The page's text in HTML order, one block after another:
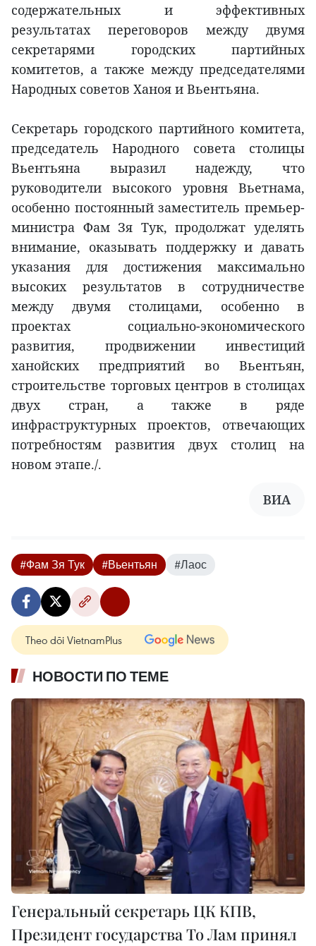
содержательных и эффективных
результатах переговоров между двумя
секретарями городских партийных
комитетов, а также между председателями
Народных советов Ханоя и Вьентьяна.
Секретарь городского партийного комитета,
председатель Народного совета столицы
Вьентьяна выразил надежду, что
руководители высокого уровня Вьетнама,
особенно постоянный заместитель премьер-
министра Фам Зя Тук, продолжат уделять
внимание, оказывать поддержку и давать
указания для достижения максимально
высоких результатов в сотрудничестве
между двумя столицами, особенно в
проектах социально-экономического
развития, продвижении инвестиций
ханойских предприятий во Вьентьян,
строительстве торговых центров в столицах
двух стран, а также в ряде
инфраструктурных проектов, отвечающих
потребностям развития двух столиц на
новом этапе./.
ВИА
#Фам Зя Тук #Вьентьян #Лаос
Theo dõi VietnamPlus
НОВОСТИ ПО ТЕМЕ
Генеральный секретарь ЦК КПВ,
Президент государства То Лам принял